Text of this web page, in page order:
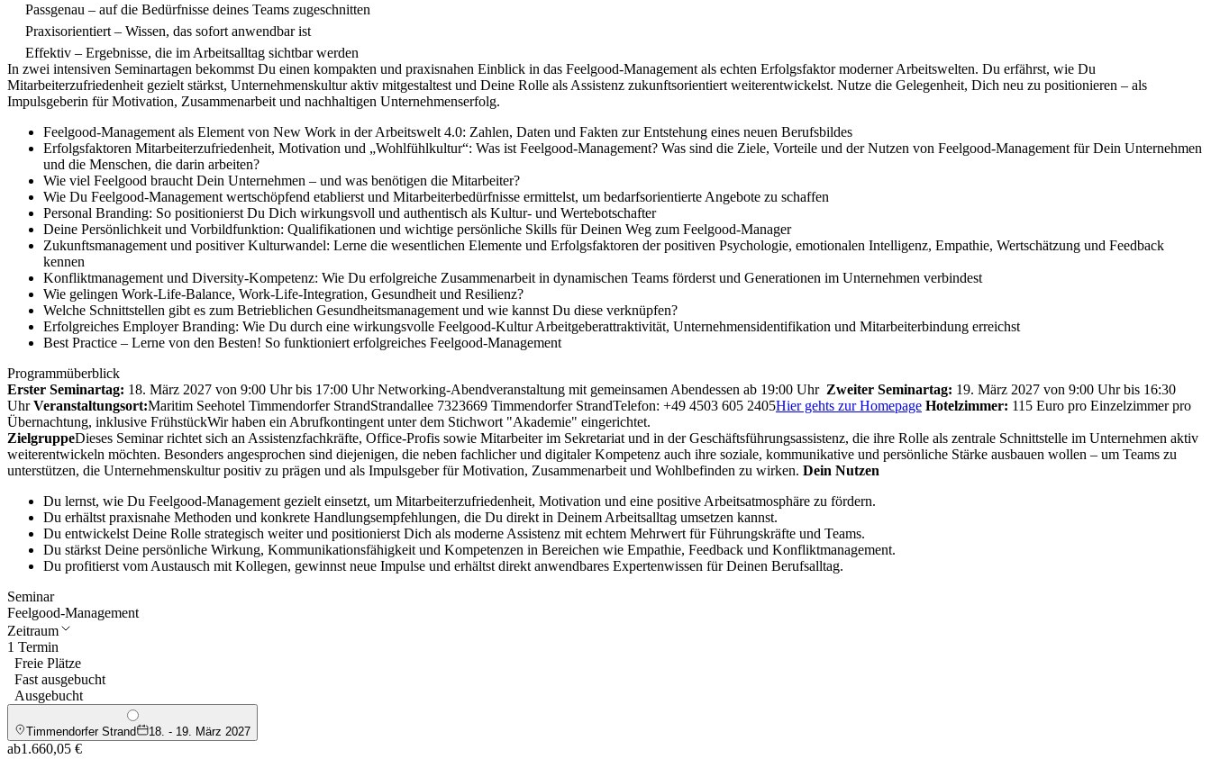
Passgenau – auf die Bedürfnisse deines Teams zugeschnitten
Praxisorientiert – Wissen, das sofort anwendbar ist
Effektiv – Ergebnisse, die im Arbeitsalltag sichtbar werden
In zwei intensiven Seminartagen bekommst Du einen kompakten und praxisnahen Einblick in das Feelgood-Management als echten Erfolgsfaktor moderner Arbeitswelten. Du erfährst, wie Du
Mitarbeiterzufriedenheit gezielt stärkst, Unternehmenskultur aktiv mitgestaltest und Deine Rolle als Assistenz zukunftsorientiert weiterentwickelst. Nutze die Gelegenheit, Dich neu zu positionieren – als
Impulsgeberin für Motivation, Zusammenarbeit und nachhaltigen Unternehmenserfolg.
Feelgood-Management als Element von New Work in der Arbeitswelt 4.0: Zahlen, Daten und Fakten zur Entstehung eines neuen Berufsbildes
Erfolgsfaktoren Mitarbeiterzufriedenheit, Motivation und „Wohlfühlkultur“: Was ist Feelgood-Management? Was sind die Ziele, Vorteile und der Nutzen von Feelgood-Management für Dein Unternehmen
und die Menschen, die darin arbeiten?
Wie viel Feelgood braucht Dein Unternehmen – und was benötigen die Mitarbeiter?
Wie Du Feelgood-Management wertschöpfend etablierst und Mitarbeiterbedürfnisse ermittelst, um bedarfsorientierte Angebote zu schaffen
Personal Branding: So positionierst Du Dich wirkungsvoll und authentisch als Kultur- und Wertebotschafter
Deine Persönlichkeit und Vorbildfunktion: Qualifikationen und wichtige persönliche Skills für Deinen Weg zum Feelgood-Manager
Zukunftsmanagement und positiver Kulturwandel: Lerne die wesentlichen Elemente und Erfolgsfaktoren der positiven Psychologie, emotionalen Intelligenz, Empathie, Wertschätzung und Feedback
kennen
Konfliktmanagement und Diversity-Kompetenz: Wie Du erfolgreiche Zusammenarbeit in dynamischen Teams förderst und Generationen im Unternehmen verbindest
Wie gelingen Work-Life-Balance, Work-Life-Integration, Gesundheit und Resilienz?
Welche Schnittstellen gibt es zum Betrieblichen Gesundheitsmanagement und wie kannst Du diese verknüpfen?
Erfolgreiches Employer Branding: Wie Du durch eine wirkungsvolle Feelgood-Kultur Arbeitgeberattraktivität, Unternehmensidentifikation und Mitarbeiterbindung erreichst
Best Practice – Lerne von den Besten! So funktioniert erfolgreiches Feelgood-Management
Programmüberblick
Erster Seminartag: 18. März 2027 von 9:00 Uhr bis 17:00 Uhr Networking-Abendveranstaltung mit gemeinsamen Abendessen ab 19:00 Uhr Zweiter Seminartag: 19. März 2027 von 9:00 Uhr bis 16:30
Uhr Veranstaltungsort:Maritim Seehotel Timmendorfer StrandStrandallee 7323669 Timmendorfer StrandTelefon: +49 4503 605 2405Hier gehts zur Homepage Hotelzimmer: 115 Euro pro Einzelzimmer pro
Übernachtung, inklusive FrühstückWir haben ein Abrufkontingent unter dem Stichwort "Akademie" eingerichtet.
ZielgruppeDieses Seminar richtet sich an Assistenzfachkräfte, Office-Profis sowie Mitarbeiter im Sekretariat und in der Geschäftsführungsassistenz, die ihre Rolle als zentrale Schnittstelle im Unternehmen aktiv
weiterentwickeln möchten. Besonders angesprochen sind diejenigen, die neben fachlicher und digitaler Kompetenz auch ihre soziale, kommunikative und persönliche Stärke ausbauen wollen – um Teams zu
unterstützen, die Unternehmenskultur positiv zu prägen und als Impulsgeber für Motivation, Zusammenarbeit und Wohlbefinden zu wirken. Dein Nutzen
Du lernst, wie Du Feelgood-Management gezielt einsetzt, um Mitarbeiterzufriedenheit, Motivation und eine positive Arbeitsatmosphäre zu fördern.
Du erhältst praxisnahe Methoden und konkrete Handlungsempfehlungen, die Du direkt in Deinem Arbeitsalltag umsetzen kannst.
Du entwickelst Deine Rolle strategisch weiter und positionierst Dich als moderne Assistenz mit echtem Mehrwert für Führungskräfte und Teams.
Du stärkst Deine persönliche Wirkung, Kommunikationsfähigkeit und Kompetenzen in Bereichen wie Empathie, Feedback und Konfliktmanagement.
Du profitierst vom Austausch mit Kollegen, gewinnst neue Impulse und erhältst direkt anwendbares Expertenwissen für Deinen Berufsalltag.
Seminar
Feelgood-Management
Zeitraum
1 Termin
Freie Plätze
Fast ausgebucht
Ausgebucht
Timmendorfer Strand 18. - 19. März 2027
ab1.660,05 €